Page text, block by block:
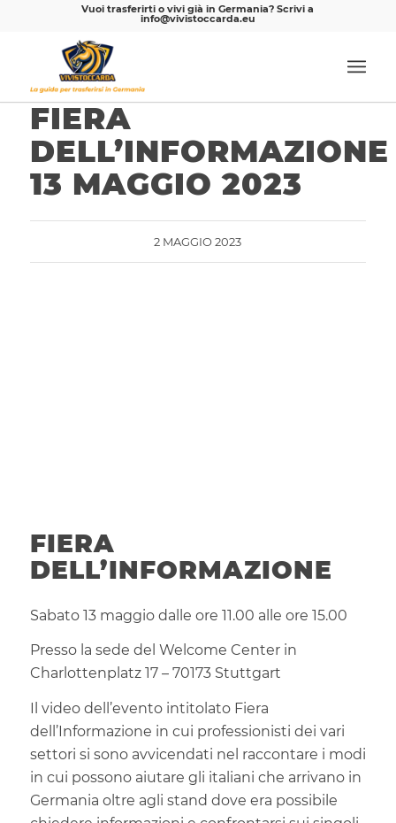
Vuoi trasferirti o vivi già in Germania? Scrivi a
info@vivistoccarda.eu
FIERA
DELL’INFORMAZIONE
13 MAGGIO 2023
2 MAGGIO 2023
FIERA
DELL’INFORMAZIONE
Sabato 13 maggio dalle ore 11.00 alle ore 15.00
Presso la sede del Welcome Center in
Charlottenplatz 17 – 70173 Stuttgart
Il video dell’evento intitolato Fiera
dell’Informazione in cui professionisti dei vari
settori si sono avvicendati nel raccontare i modi
in cui possono aiutare gli italiani che arrivano in
Germania oltre agli stand dove era possibile